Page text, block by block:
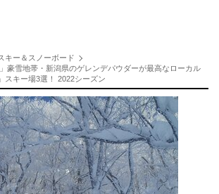
キー＆スノーボード
豪雪地帯・新潟県のゲレンデパウダーが最高なローカル
スキー場3選！ 2022シーズン